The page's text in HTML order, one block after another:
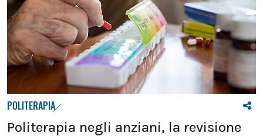
POLITERAPIA
Politerapia negli anziani, la revisione